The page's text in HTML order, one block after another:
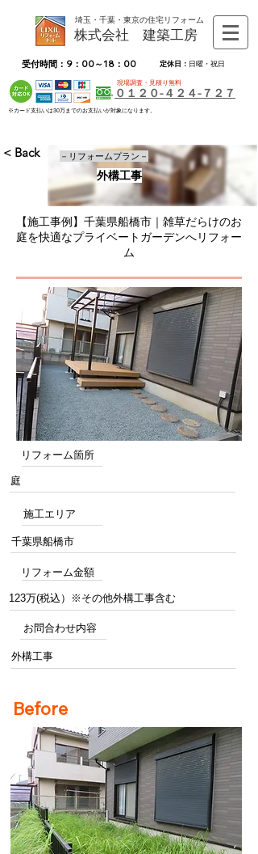
埼玉・千葉・東京の住宅リフォーム
株式会社 建築工房
受付時間：9：00～18：00 定休日： 日曜・祝日
現場調査・見積り無料
０１２０-４２４-７２７
※カード支払いは30万までのお支払いが対象になります。
< Back
外構工事
－リフォームプラン－
【施工事例】千葉県船橋市｜雑草だらけのお
庭を快適なプライベートガーデンへリフォー
ム
リフォーム箇所
庭
施工エリア
千葉県船橋市
リフォーム金額
123万(税込）※その他外構工事含む
お問合わせ内容
外構工事
Before